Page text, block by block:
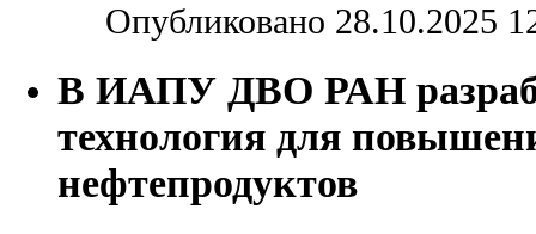
Опубликовано 28.10.2025
В ИАПУ ДВО РАН
технология для
нефтепродуктов